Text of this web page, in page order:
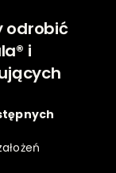
odrobić
i